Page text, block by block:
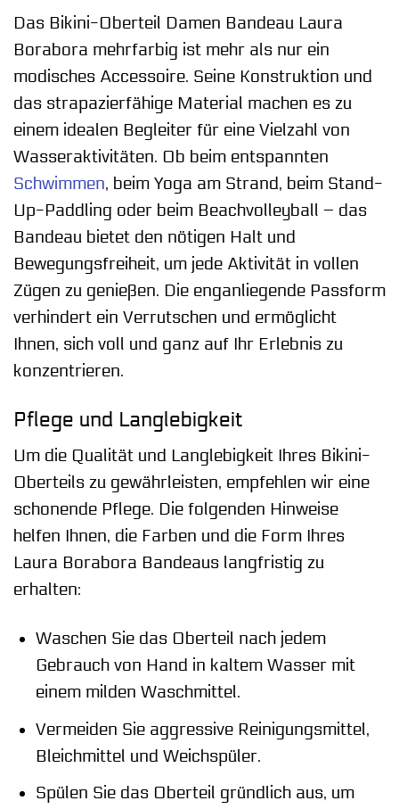
Das Bikini-Oberteil Damen Bandeau Laura
Borabora mehrfarbig ist mehr als nur ein
modisches Accessoire. Seine Konstruktion und
das strapazierfähige Material machen es zu
einem idealen Begleiter für eine Vielzahl von
Wasseraktivitäten. Ob beim entspannten
Schwimmen, beim Yoga am Strand, beim Stand-
Up-Paddling oder beim Beachvolleyball – das
Bandeau bietet den nötigen Halt und
Bewegungsfreiheit, um jede Aktivität in vollen
Zügen zu genießen. Die enganliegende Passform
verhindert ein Verrutschen und ermöglicht
Ihnen, sich voll und ganz auf Ihr Erlebnis zu
konzentrieren.
Pflege und Langlebigkeit
Um die Qualität und Langlebigkeit Ihres Bikini-
Oberteils zu gewährleisten, empfehlen wir eine
schonende Pflege. Die folgenden Hinweise
helfen Ihnen, die Farben und die Form Ihres
Laura Borabora Bandeaus langfristig zu
erhalten:
Waschen Sie das Oberteil nach jedem
Gebrauch von Hand in kaltem Wasser mit
einem milden Waschmittel.
Vermeiden Sie aggressive Reinigungsmittel,
Bleichmittel und Weichspüler.
Spülen Sie das Oberteil gründlich aus, um